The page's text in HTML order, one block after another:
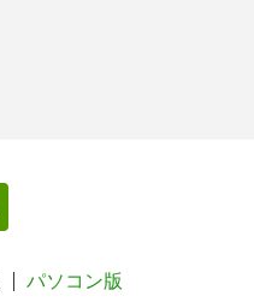
パソコン版